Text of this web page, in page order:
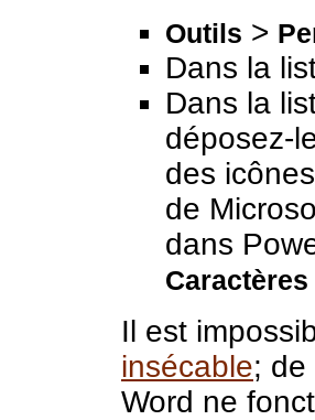
Outils >
Dans la
Dans la
déposez-
des
de
dans
Il est
insécable;
Word ne